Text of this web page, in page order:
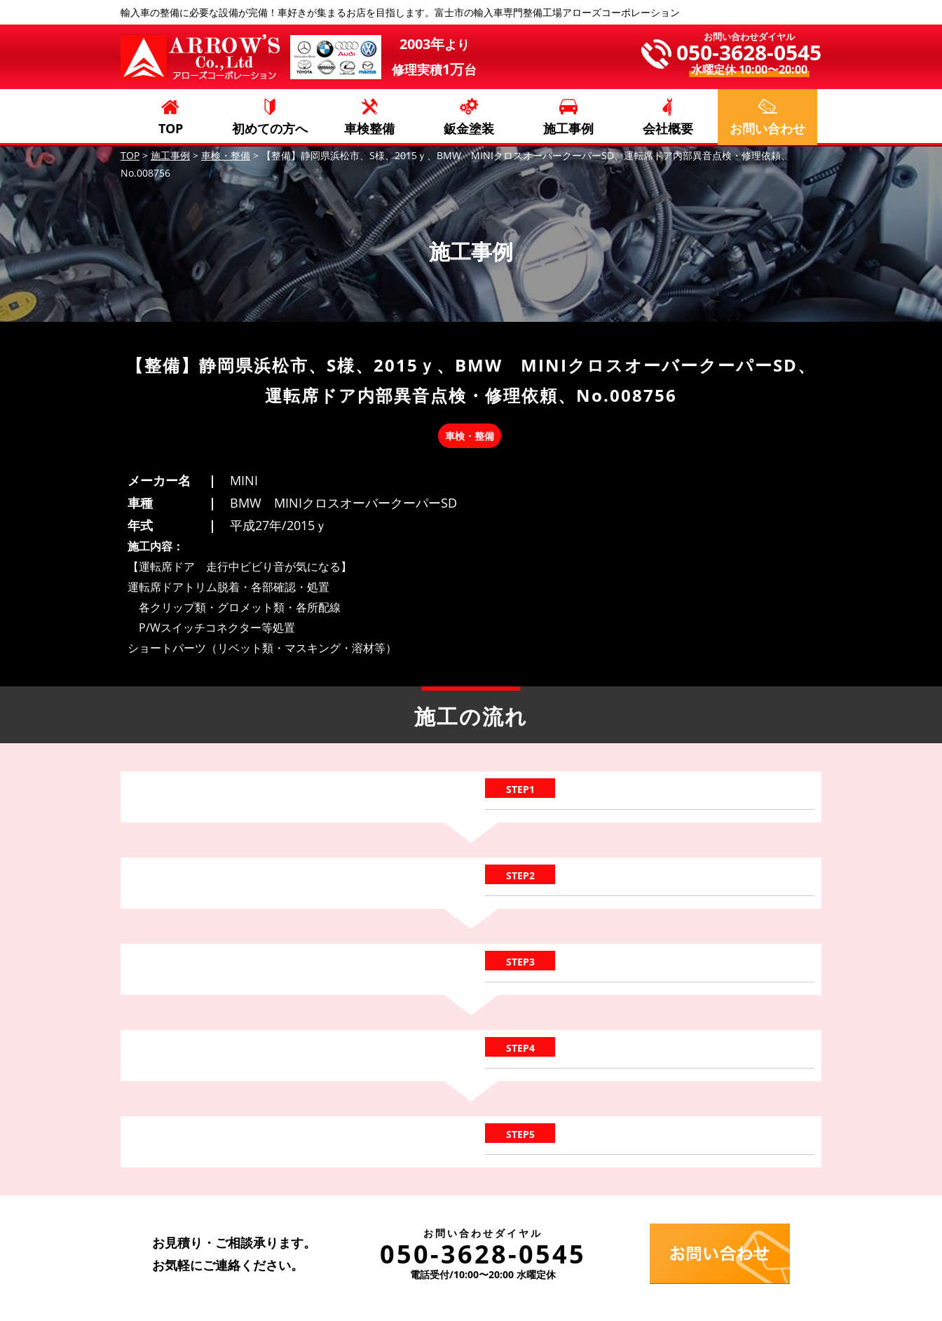
輸入車の整備に必要な設備が完備！車好きが集まるお店を目指します。富士市の輸入車専門整備工場アローズコーポレーション
2003年より
修理実積1万台
お問い合わせダイヤル
050-3628-0545
水曜定休 10:00〜20:00
TOP 初めての方へ 車検整備 鈑金塗装 施工事例 会社概要 お問い合わせ
TOP > 施工事例 > 車検・整備 >
【整備】静岡県浜松市、S様、2015ｙ、BMW MINIクロスオーバークーパーSD、運転席ドア内部異音点検・修理依頼、
No.008756
施工事例
【整備】静岡県浜松市、S様、2015ｙ、BMW MINIクロスオーバークーパーSD、
運転席ドア内部異音点検・修理依頼、No.008756
車検・整備
メーカー名
MINI
車種
BMW MINIクロスオーバークーパーSD
年式
平成27年/2015ｙ
施工内容：
【運転席ドア 走行中ビビり音が気になる】
運転席ドアトリム脱着・各部確認・処置
各クリップ類・グロメット類・各所配線
P/Wスイッチコネクター等処置
ショートパーツ（リベット類・マスキング・溶材等）
施工の流れ
STEP1
STEP2
STEP3
STEP4
STEP5
お見積り・ご相談承ります。
お気軽にご連絡ください。
お問い合わせダイヤル
050-3628-0545
電話受付/10:00〜20:00 水曜定休